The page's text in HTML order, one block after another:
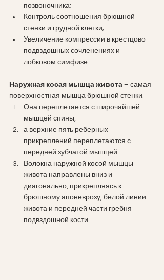
позвоночника;
Контроль соотношения брюшной
стенки и грудной клетки;
Увеличение компрессии в крестцово-
подвздошных сочленениях и
лобковом симфизе.
Наружная косая мышца живота – самая
поверхностная мышца брюшной стенки.
Она переплетается с широчайшей
мышцей спины,
а верхние пять реберных
прикреплений переплетаются с
передней зубчатой ​​мышцей.
Волокна наружной косой мышцы
живота направлены вниз и
диагонально, прикрепляясь к
брюшному апоневрозу, белой линии
живота и передней части гребня
подвздошной кости.